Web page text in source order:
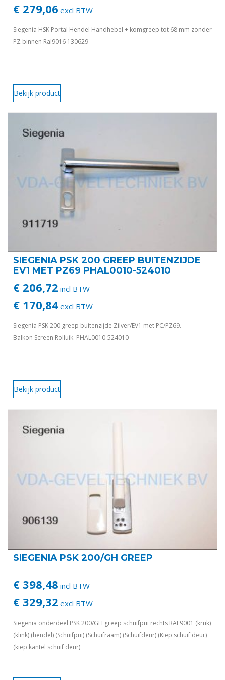
€ 279,06 excl BTW
Siegenia HSK Portal Hendel Handhebel + komgreep tot 68 mm zonder
PZ binnen Ral9016 130629
Bekijk product
SIEGENIA PSK 200 GREEP BUITENZIJDE
EV1 MET PZ69 PHAL0010-524010
€ 206,72 incl BTW
€ 170,84 excl BTW
Siegenia PSK 200 greep buitenzijde Zilver/EV1 met PC/PZ69.
Balkon Screen Rolluik. PHAL0010-524010
Bekijk product
SIEGENIA PSK 200/GH GREEP
€ 398,48 incl BTW
€ 329,32 excl BTW
Siegenia onderdeel PSK 200/GH greep schuifpui rechts RAL9001 (kruk)
(klink) (hendel) (Schuifpui) (Schuifraam) (Schuifdeur) (Kiep schuif deur)
(kiep kantel schuif deur)